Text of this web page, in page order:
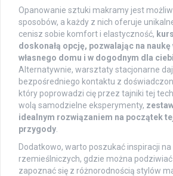
Opanowanie sztuki makramy jest
sposobów, a każdy z nich oferuje
cenisz sobie komfort i elastyczność,
doskonałą opcję, pozwalając na naukę
własnego domu i w dogodnym dla
Alternatywnie, warsztaty stacjonarne
bezpośredniego kontaktu z
który poprowadzi cię przez tajniki tej
wolą samodzielne eksperymenty,
idealnym rozwiązaniem na początek
przygody
Dodatkowo, warto poszukać inspiracji
rzemieślniczych, gdzie można podziwiać
zapoznać się z różnorodnością stylów